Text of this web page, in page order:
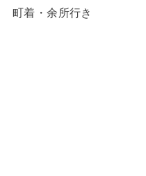
町着・余所行き